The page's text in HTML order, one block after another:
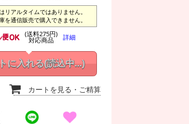
リアルタイムではありません。
を通信販売で購入できません。
(送料275円)
対応商品 詳細
に入れる(読込中...)
カートを見る ・ご精算